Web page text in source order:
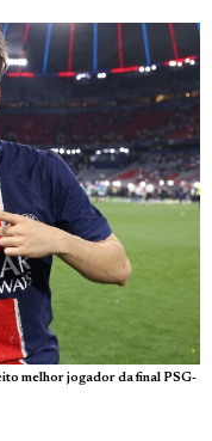
melhor jogador da final PSG-